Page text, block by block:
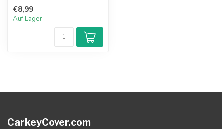
€8,99
Auf Lager
CarkeyCover.com